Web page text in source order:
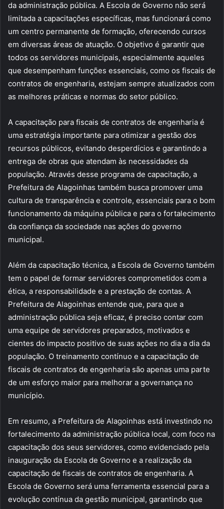
da administração pública. A Escola de Governo não será
limitada a capacitações específicas, mas funcionará como
um centro permanente de formação, oferecendo cursos
em diversas áreas de atuação. O objetivo é garantir que
todos os servidores municipais, especialmente aqueles
que desempenham funções essenciais, como os fiscais de
contratos de engenharia, estejam sempre atualizados com
as melhores práticas e normas do setor público.
A capacitação para fiscais de contratos de engenharia é
uma estratégia importante para otimizar a gestão dos
recursos públicos, evitando desperdícios e garantindo a
entrega de obras que atendam às necessidades da
população. Através desse programa de capacitação, a
Prefeitura de Alagoinhas também busca promover uma
cultura de transparência e controle, essenciais para o bom
funcionamento da máquina pública e para o fortalecimento
da confiança da sociedade nas ações do governo
municipal.
Além da capacitação técnica, a Escola de Governo também
tem o papel de formar servidores comprometidos com a
ética, a responsabilidade e a prestação de contas. A
Prefeitura de Alagoinhas entende que, para que a
administração pública seja eficaz, é preciso contar com
uma equipe de servidores preparados, motivados e
cientes do impacto positivo de suas ações no dia a dia da
população. O treinamento contínuo e a capacitação de
fiscais de contratos de engenharia são apenas uma parte
de um esforço maior para melhorar a governança no
município.
Em resumo, a Prefeitura de Alagoinhas está investindo no
fortalecimento da administração pública local, com foco na
capacitação dos seus servidores, como evidenciado pela
inauguração da Escola de Governo e a realização da
capacitação de fiscais de contratos de engenharia. A
Escola de Governo será uma ferramenta essencial para a
evolução contínua da gestão municipal, garantindo que